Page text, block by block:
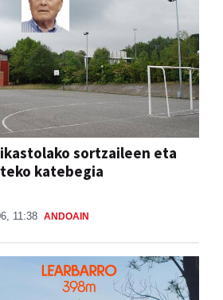
sortzaileen eta
katebegia
11:38 ANDOAIN